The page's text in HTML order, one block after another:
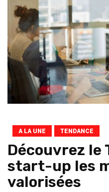
A LA UNE TENDANCE
Découvrez le
start-up les
valorisées